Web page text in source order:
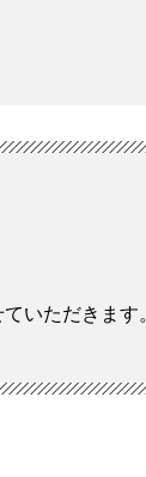
いただきます。